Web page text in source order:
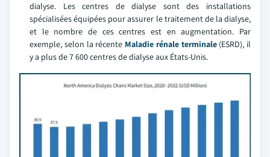
dialyse. Les centres de dialyse sont des installations
spécialisées équipées pour assurer le traitement de la dialyse,
et le nombre de ces centres est en augmentation. Par
exemple, selon la récente Maladie rénale terminale(ESRD), il
y a plus de 7 600 centres de dialyse aux États-Unis.